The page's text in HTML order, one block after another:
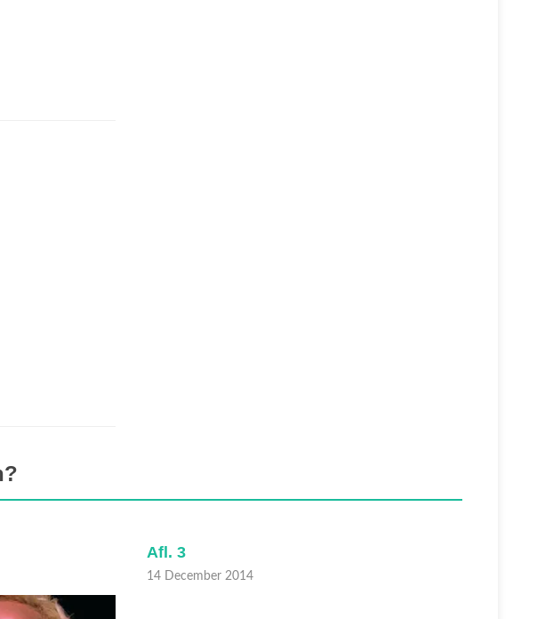
Afl. 3
14 December 2014